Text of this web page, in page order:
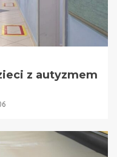
z autyzmem